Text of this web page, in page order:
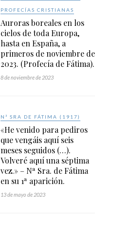
PROFECÍAS CRISTIANAS
Auroras boreales en los
cielos de toda Europa,
hasta en España, a
primeros de noviembre de
2023. (Profecía de Fátima).
8 de noviembre de 2023
Nª SRA DE FÁTIMA (1917)
«He venido para pediros
que vengáis aquí seis
meses seguidos (…).
Volveré aquí una séptima
vez.» – Nª Sra. de Fátima
en su 1ª aparición.
13 de mayo de 2023